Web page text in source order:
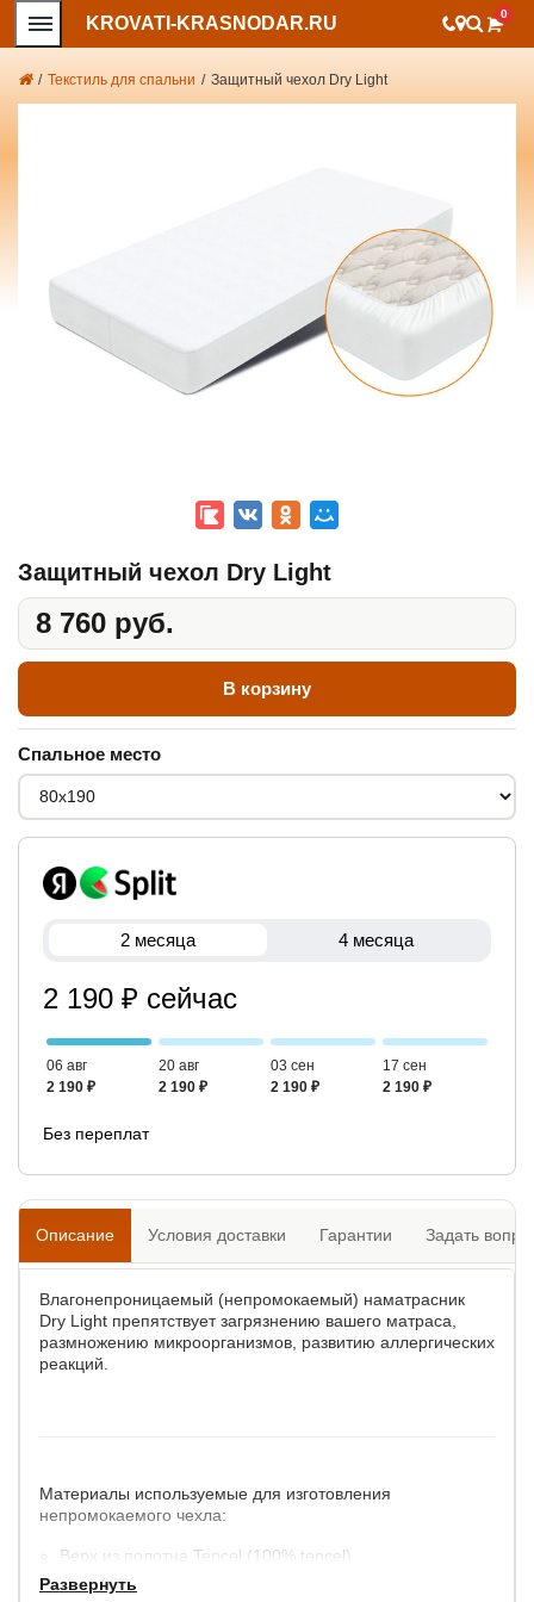
KROVATI-KRASNODAR.RU 0
/ Текстиль для спальни / Защитный чехол Dry Light
Защитный чехол Dry Light
8 760 руб.
В корзину
Спальное место
2 месяца 4 месяца
2 190 ₽ сейчас
06 авг
2 190 ₽
20 авг
2 190 ₽
03 сен
2 190 ₽
17 сен
2 190 ₽
Без переплат
Описание Условия доставки Гарантии Задать
Влагонепроницаемый (непромокаемый) наматрасник
Dry Light препятствует загрязнению вашего матраса,
размножению микроорганизмов, развитию аллергических
реакций.
Материалы используемые для изготовления
непромокаемого чехла:
Верх из полотна Tencel (100% tencel)
Изнутри 100% непромокаемое покрытие Мембрана
Развернуть